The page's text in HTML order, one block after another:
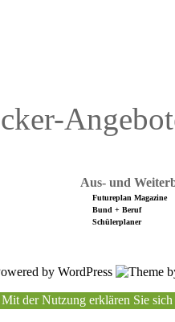
Aus- und
Futureplan Magazine
Bund + Beruf
Schülerplaner
der Nutzung erklären Sie